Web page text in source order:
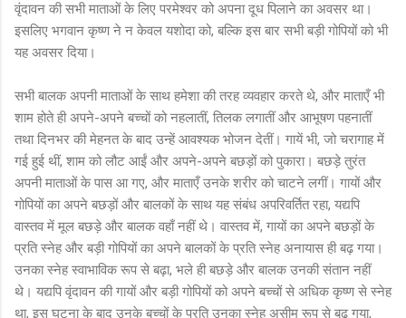
वृंदावन की सभी माताओं के लिए परमेश्वर को अपना दूध पिलाने का अवसर था।
इसलिए भगवान कृष्ण ने न केवल यशोदा को, बल्कि इस बार सभी बड़ी गोपियों को भी
यह अवसर दिया।
सभी बालक अपनी माताओं के साथ हमेशा की तरह व्यवहार करते थे, और माताएँ भी
शाम होते ही अपने-अपने बच्चों को नहलातीं, तिलक लगातीं और आभूषण पहनातीं
तथा दिनभर की मेहनत के बाद उन्हें आवश्यक भोजन देतीं। गायें भी, जो चरागाह में
गई हुई थीं, शाम को लौट आईं और अपने-अपने बछड़ों को पुकारा। बछड़े तुरंत
अपनी माताओं के पास आ गए, और माताएँ उनके शरीर को चाटने लगीं। गायों और
गोपियों का अपने बछड़ों और बालकों के साथ यह संबंध अपरिवर्तित रहा, यद्यपि
वास्तव में मूल बछड़े और बालक वहाँ नहीं थे। वास्तव में, गायों का अपने बछड़ों के
प्रति स्नेह और बड़ी गोपियों का अपने बालकों के प्रति स्नेह अनायास ही बढ़ गया।
उनका स्नेह स्वाभाविक रूप से बढ़ा, भले ही बछड़े और बालक उनकी संतान नहीं
थे। यद्यपि वृंदावन की गायों और बड़ी गोपियों को अपने बच्चों से अधिक कृष्ण से स्नेह
था, इस घटना के बाद उनके बच्चों के प्रति उनका स्नेह असीम रूप से बढ़ गया,